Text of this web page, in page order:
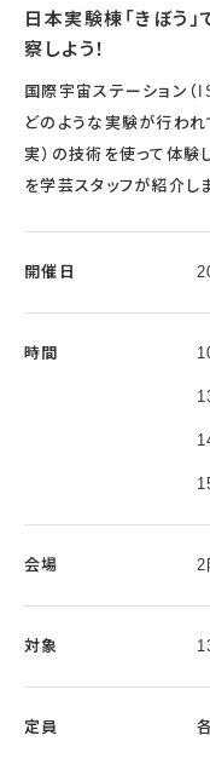
日本実験棟「きぼう
察しよう！
国際宇宙ステーション（
どのような実験が行わ
実）の技術を使って体験
を学芸スタッフが紹介しま
開催日
時間
会場 2
対象
定員